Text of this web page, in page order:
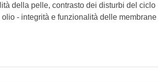
della pelle, contrasto dei disturbi del ciclo
- integrità e funzionalità delle membrane